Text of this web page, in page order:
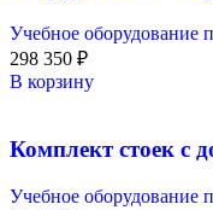
Учебное оборудование
298 350 ₽
В корзину
Комплект стоек с
Учебное оборудование